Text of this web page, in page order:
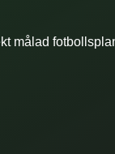
målad